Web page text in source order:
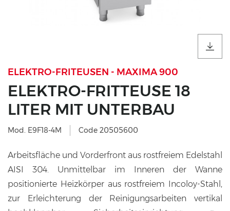
ELEKTRO-FRITEUSEN - MAXIMA 900
ELEKTRO-FRITTEUSE 18
LITER MIT UNTERBAU
Mod. E9F18-4M Code 20505600
Arbeitsfläche und Vorderfront aus rostfreiem Edelstahl
AISI 304. Unmittelbar im Inneren der Wanne
positionierte Heizkörper aus rostfreiem Incoloy-Stahl,
zur Erleichterung der Reinigungsarbeiten vertikal